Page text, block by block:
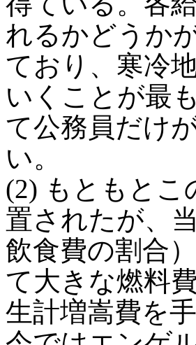
れるかどうか
ており、寒冷
いくことが最
て公務員だけ
い。
(2) もともとこ
置されたが、
飲食費の割合
て大きな燃料
生計増嵩費を